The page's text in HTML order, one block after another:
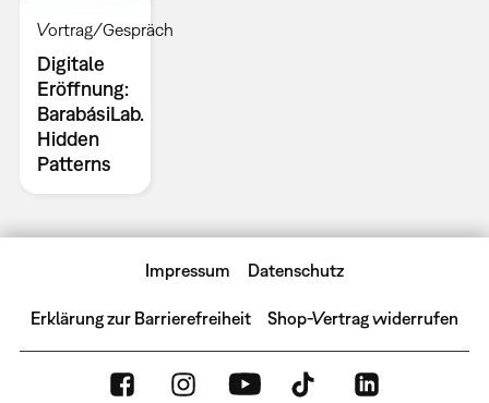
Vortrag/Gespräch
Digitale
Eröffnung:
BarabásiLab.
Hidden
Patterns
Impressum Datenschutz
Erklärung zur Barrierefreiheit Shop-Vertrag widerrufen